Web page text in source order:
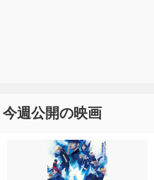
今週公開の映画